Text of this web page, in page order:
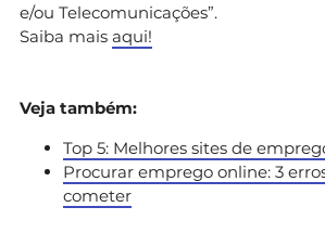
e/ou Telecomunicações”.
Saiba mais aqui!
Veja também:
Top 5: Melhores sites de
Procurar emprego online: 3
cometer